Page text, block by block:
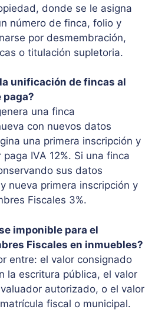
donde se le asigna
número de finca, folio y
por desmembración,
o titulación supletoria.
unificación de fincas al
paga?
una finca
con nuevos datos
una primera inscripción y
IVA 12%. Si una finca
sus datos
nueva primera inscripción y
Fiscales 3%.
imponible para el
Fiscales en inmuebles?
entre: el valor consignado
la escritura pública, el valor
autorizado, o el valor
fiscal o municipal.